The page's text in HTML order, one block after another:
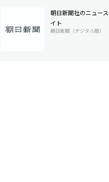
朝日新聞社のニュー
イト
朝日新聞（デジタル版）